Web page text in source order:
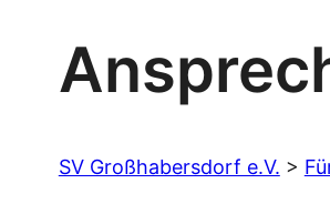
SV Großhabersdorf e.V. >